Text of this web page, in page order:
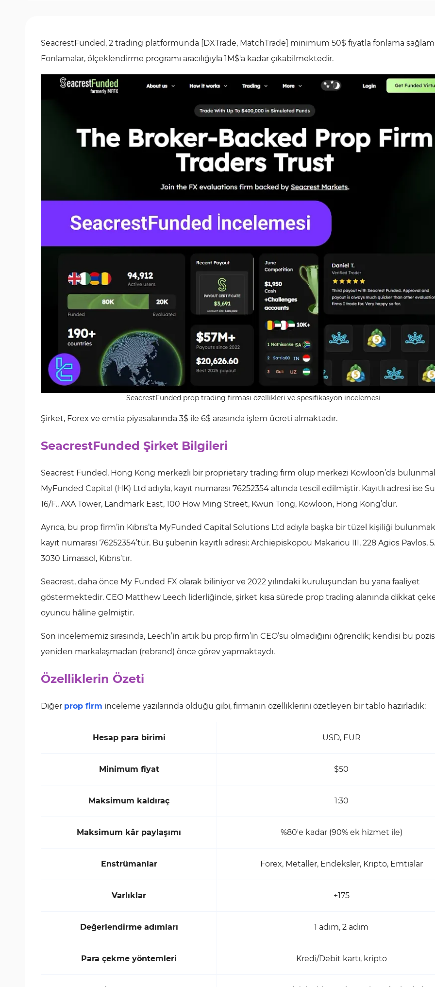
SeacrestFunded, 2 trading platformunda [DXTrade, MatchTrade] minimum 50$ fiyatla fonlama
Fonlamalar, ölçeklendirme programı aracılığıyla 1M$'a kadar çıkabilmektedir.
SeacrestFunded prop trading firması özellikleri ve spesifikasyon incelemesi
Şirket, Forex ve emtia piyasalarında 3$ ile 6$ arasında işlem ücreti almaktadır.
SeacrestFunded Şirket Bilgileri
Seacrest Funded, Hong Kong merkezli bir proprietary trading firm olup merkezi Kowloon’da
MyFunded Capital (HK) Ltd adıyla, kayıt numarası 76252354 altında tescil edilmiştir. Kayıtlı adresi ise
16/F., AXA Tower, Landmark East, 100 How Ming Street, Kwun Tong, Kowloon, Hong Kong’dur.
Ayrıca, bu prop firm’in Kıbrıs’ta MyFunded Capital Solutions Ltd adıyla başka bir tüzel kişiliği
kayıt numarası 76252354’tür. Bu şubenin kayıtlı adresi: Archiepiskopou Makariou III, 228 Agios Pavlos,
3030 Limassol, Kıbrıs’tır.
Seacrest, daha önce My Funded FX olarak biliniyor ve 2022 yılındaki kuruluşundan bu yana faaliyet
göstermektedir. CEO Matthew Leech liderliğinde, şirket kısa sürede prop trading alanında dikkat
oyuncu hâline gelmiştir.
Son incelememiz sırasında, Leech’in artık bu prop firm’in CEO’su olmadığını öğrendik; kendisi bu
yeniden markalaşmadan (rebrand) önce görev yapmaktaydı.
Özelliklerin Özeti
Diğer prop firm inceleme yazılarında olduğu gibi, firmanın özelliklerini özetleyen bir tablo hazırladık:
Hesap para birimi USD, EUR
Minimum fiyat $50
Maksimum kaldıraç 1:30
Maksimum kâr paylaşımı %80'e kadar (90% ek hizmet ile)
Enstrümanlar Forex, Metaller, Endeksler, Kripto, Emtialar
Varlıklar +175
Değerlendirme adımları 1 adım, 2 adım
Para çekme yöntemleri Kredi/Debit kartı, kripto